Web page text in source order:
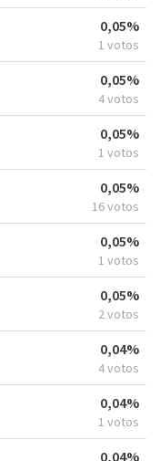
0,05%
1 votos
0,05%
4 votos
0,05%
1 votos
0,05%
16 votos
0,05%
1 votos
0,05%
2 votos
0,04%
4 votos
0,04%
1 votos
0,04%